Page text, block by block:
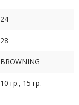
24
28
BROWNING
10 гр., 15 гр.